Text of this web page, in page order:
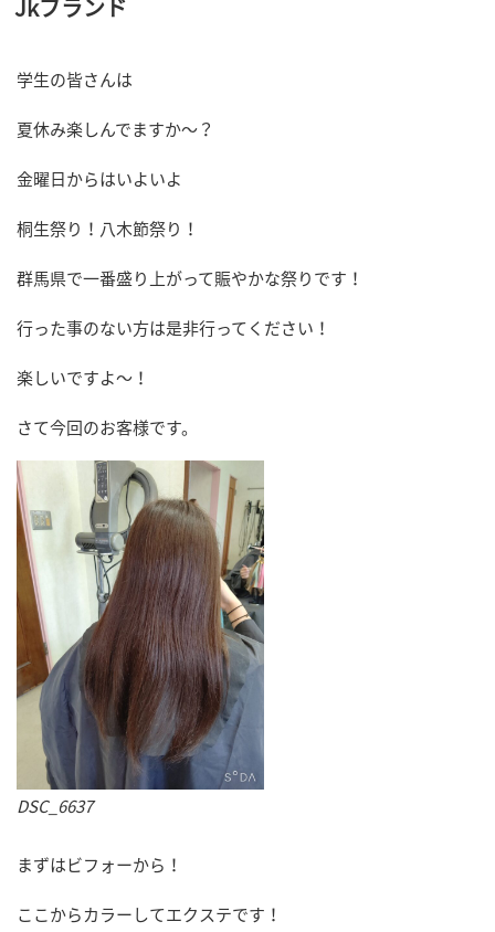
日:
Jkブランド
学生の皆さんは
夏休み楽しんでますか～？
金曜日からはいよいよ
桐生祭り！八木節祭り！
群馬県で一番盛り上がって賑やかな祭りです！
行った事のない方は是非行ってください！
楽しいですよ～！
さて今回のお客様です。
DSC_6637
まずはビフォーから！
ここからカラーしてエクステです！